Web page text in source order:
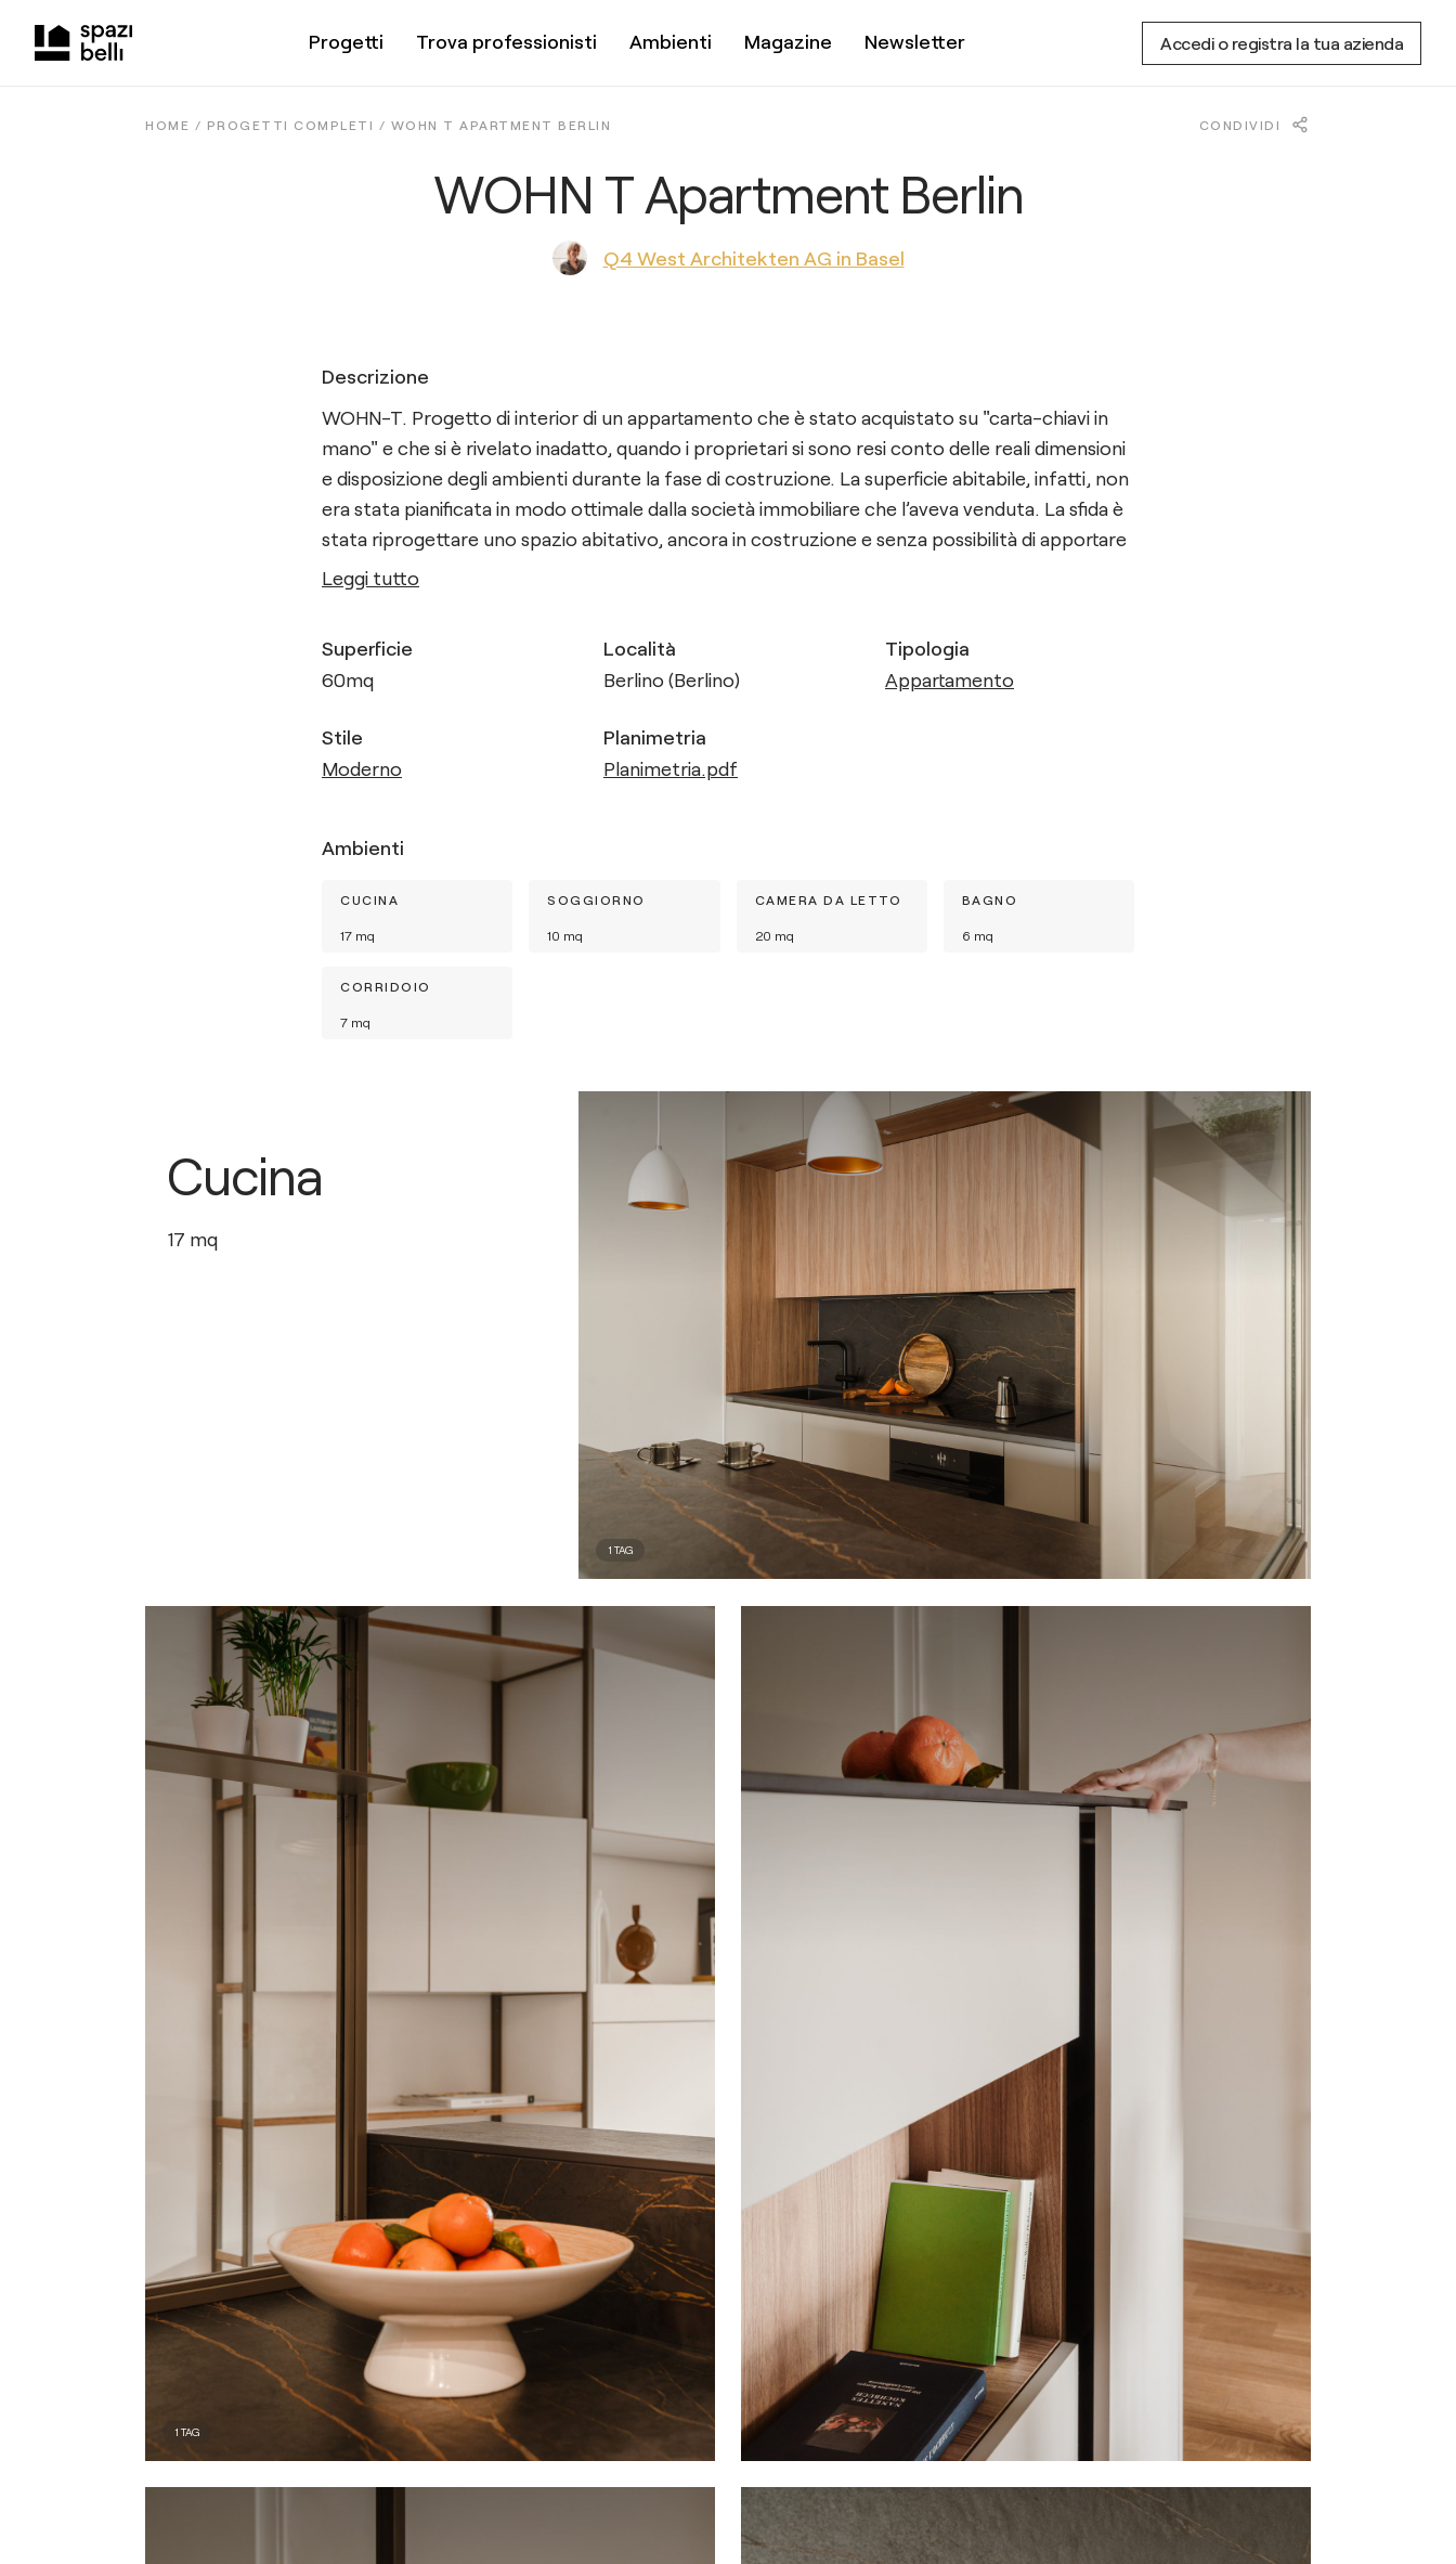
Progetti Trova professionisti Ambienti Magazine Newsletter Accedi o registra la tua azienda
HOME / PROGETTI COMPLETI / WOHN T APARTMENT BERLIN CONDIVIDI
WOHN T Apartment Berlin
Q4 West Architekten AG in Basel
Descrizione
WOHN-T. Progetto di interior di un appartamento che è stato acquistato su "carta-chiavi in
mano" e che si è rivelato inadatto, quando i proprietari si sono resi conto delle reali dimensioni
e disposizione degli ambienti durante la fase di costruzione. La superficie abitabile, infatti, non
era stata pianificata in modo ottimale dalla società immobiliare che l’aveva venduta. La sfida è
stata riprogettare uno spazio abitativo, ancora in costruzione e senza possibilità di apportare
Leggi tutto
Superficie
60mq
Località
Berlino (Berlino)
Tipologia
Appartamento
Stile
Moderno
Planimetria
Planimetria.pdf
Ambienti
CUCINA
17 mq
SOGGIORNO
10 mq
CAMERA DA LETTO
20 mq
BAGNO
6 mq
CORRIDOIO
7 mq
Cucina
17 mq
1 TAG
1TAG